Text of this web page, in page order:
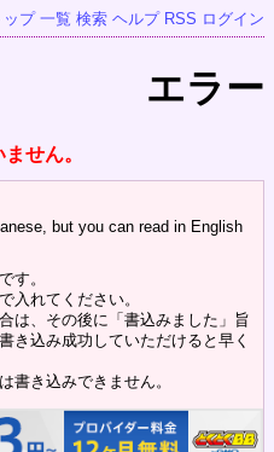
ップ 一覧 検索 ヘルプ RSS ログイン
エラー
せん。
but you can read in English
す。
入れてください。
は、その後に「書込みました」旨
き込み成功していただけると早く
書き込みできません。